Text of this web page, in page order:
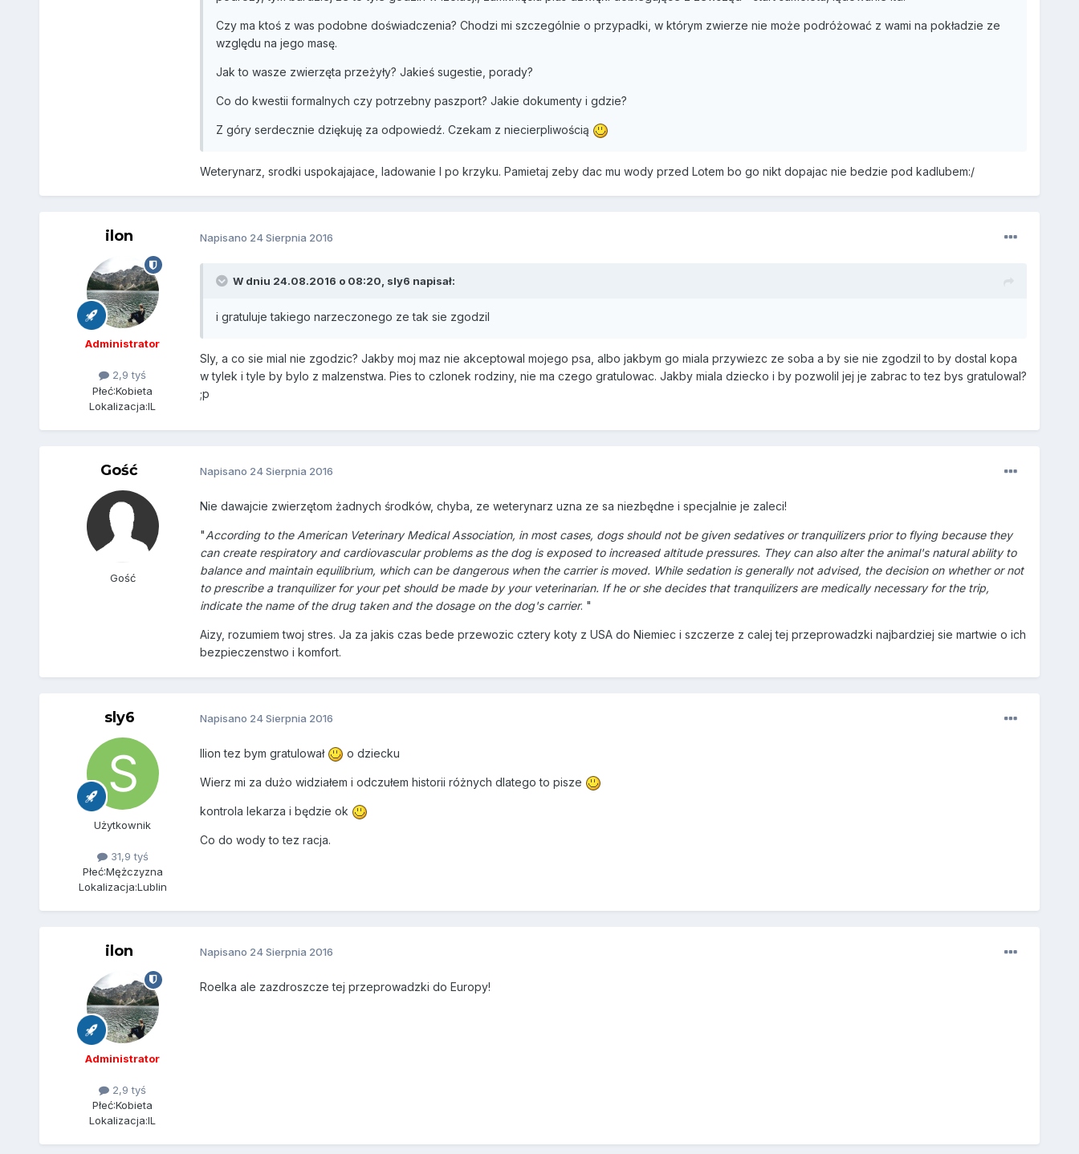
Czy ma ktoś z was podobne doświadczenia? Chodzi mi szczególnie o przypadki, w którym zwierze nie może podróżować z wami na pokładzie ze
względu na jego masę.
Jak to wasze zwierzęta przeżyły? Jakieś sugestie, porady?
Co do kwestii formalnych czy potrzebny paszport? Jakie dokumenty i gdzie?
Z góry serdecznie dziękuję za odpowiedź. Czekam z niecierpliwością
Weterynarz, srodki uspokajajace, ladowanie I po krzyku. Pamietaj zeby dac mu wody przed Lotem bo go nikt dopajac nie bedzie pod kadlubem:/
ilon
Administrator
2,9 tyś
Płeć:Kobieta
Lokalizacja:IL
Napisano 24 Sierpnia 2016
W dniu 24.08.2016 o 08:20, sly6 napisał:
i gratuluje takiego narzeczonego ze tak sie zgodzil
Sly, a co sie mial nie zgodzic? Jakby moj maz nie akceptowal mojego psa, albo jakbym go miala przywiezc ze soba a by sie nie zgodzil to by dostal kopa
w tylek i tyle by bylo z malzenstwa. Pies to czlonek rodziny, nie ma czego gratulowac. Jakby miala dziecko i by pozwolil jej je zabrac to tez bys gratulowal?
;p
Gość
Gość
Napisano 24 Sierpnia 2016
Nie dawajcie zwierzętom żadnych środków, chyba, ze weterynarz uzna ze sa niezbędne i specjalnie je zaleci!
"According to the American Veterinary Medical Association, in most cases, dogs should not be given sedatives or tranquilizers prior to flying because they
can create respiratory and cardiovascular problems as the dog is exposed to increased altitude pressures. They can also alter the animal's natural ability to
balance and maintain equilibrium, which can be dangerous when the carrier is moved. While sedation is generally not advised, the decision on whether or not
to prescribe a tranquilizer for your pet should be made by your veterinarian. If he or she decides that tranquilizers are medically necessary for the trip,
indicate the name of the drug taken and the dosage on the dog's carrier. "
Aizy, rozumiem twoj stres. Ja za jakis czas bede przewozic cztery koty z USA do Niemiec i szczerze z calej tej przeprowadzki najbardziej sie martwie o ich
bezpieczenstwo i komfort.
sly6
Użytkownik
31,9 tyś
Płeć:Mężczyzna
Lokalizacja:Lublin
Napisano 24 Sierpnia 2016
Ilion tez bym gratulował o dziecku
Wierz mi za dużo widziałem i odczułem historii różnych dlatego to pisze
kontrola lekarza i będzie ok
Co do wody to tez racja.
ilon
Administrator
2,9 tyś
Płeć:Kobieta
Lokalizacja:IL
Napisano 24 Sierpnia 2016
Roelka ale zazdroszcze tej przeprowadzki do Europy!